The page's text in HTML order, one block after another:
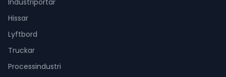
Industriportar
Hissar
Lyftbord
Truckar
Processindustri